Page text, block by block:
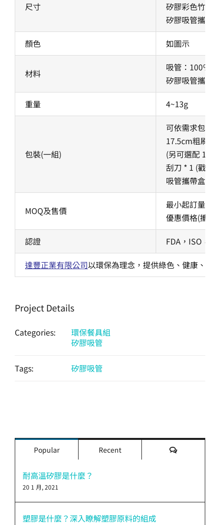
尺寸
矽膠彩色竹節
矽膠吸管攜帶
顏色
如圖示
材料
吸管：100％
矽膠吸管攜帶
重量
4~13g
包裝(一組)
可依需求包裝
17.5cm粗刷子
(另可選配
刮刀 * 1 (戳洞
吸管攜帶盒可
MOQ及售價
最小起訂量：
優惠價格(攜帶
認證
FDA，ISO，
達豐正業有限公司以環保為理念，提供綠色、健康、環
Project Details
Categories:
環保餐具組
矽膠吸管
Tags: 矽膠吸管
Popular Recent
評
耐高溫矽膠是什麼？
20 1 月, 2021
塑膠是什麼？深入瞭解塑膠原料的組成